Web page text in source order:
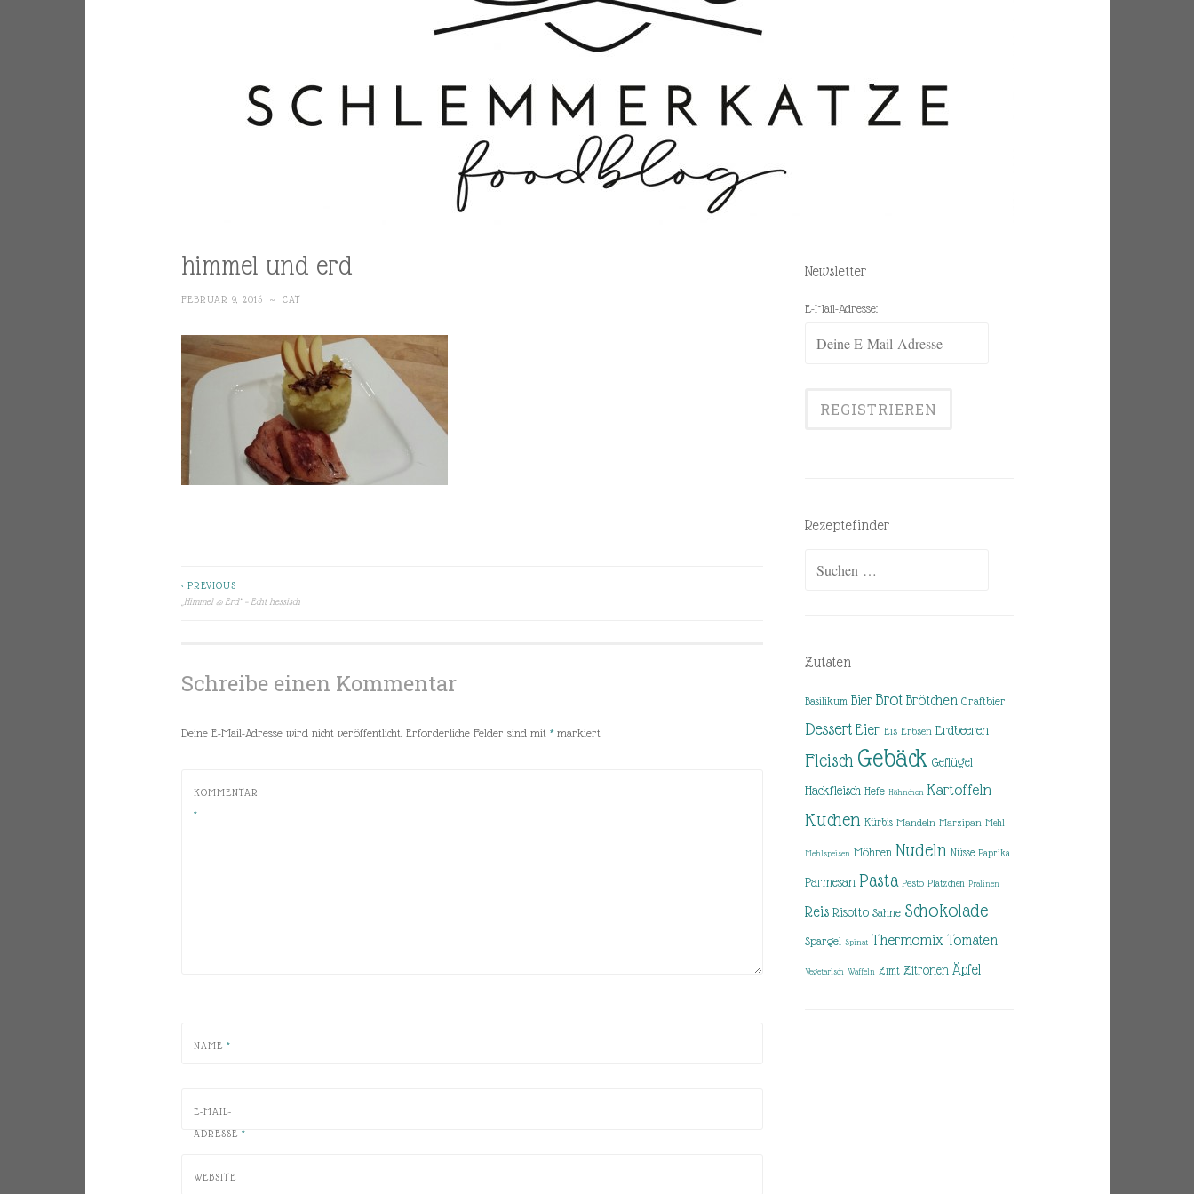
himmel und erd
FEBRUAR 9, 2015 ~ CAT
Beitragsnavigation
< PREVIOUS
„Himmel & Erd“ – Echt hessisch
Schreibe einen Kommentar
Deine E-Mail-Adresse wird nicht veröffentlicht. Erforderliche Felder sind mit *markiert
KOMMENTAR
*
NAME *
E-MAIL-
ADRESSE *
WEBSITE
Newsletter
E-Mail-Adresse:
Rezeptefinder
Zutaten
Basilikum Bier Brot Brötchen Craftbier
Dessert Eier Eis Erbsen Erdbeeren
Fleisch Gebäck Geflügel
Hackfleisch Hefe Hähnchen Kartoffeln
Kuchen Kürbis Mandeln Marzipan Mehl
Mehlspeisen Möhren Nudeln Nüsse Paprika
Parmesan Pasta Pesto Plätzchen Pralinen
Reis Risotto Sahne Schokolade
Spargel Spinat Thermomix Tomaten
Vegetarisch Waffeln Zimt Zitronen Äpfel